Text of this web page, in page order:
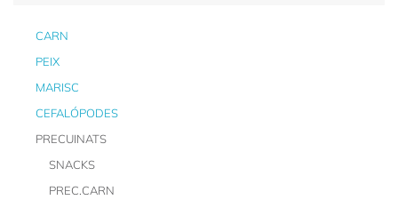
CARN
PEIX
MARISC
CEFALÓPODES
PRECUINATS
SNACKS
PREC.CARN